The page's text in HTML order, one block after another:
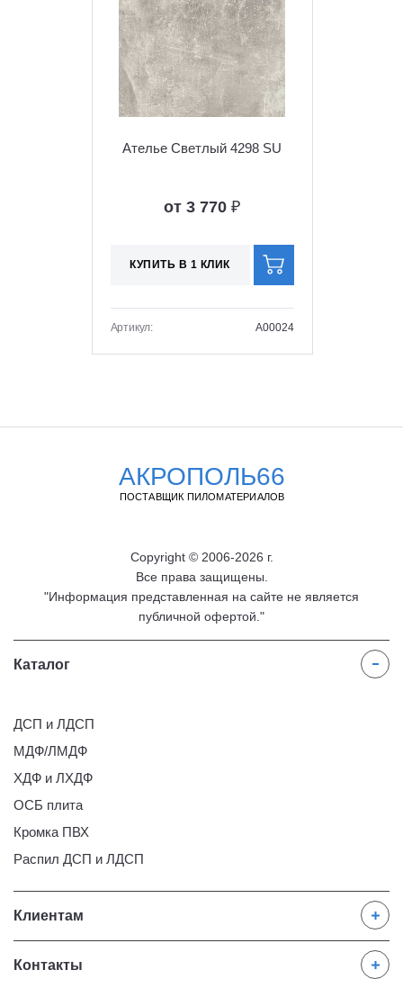
Ателье Светлый 4298 SU
от 3 770 ₽
КУПИТЬ В 1 КЛИК
Артикул: A00024
АКРОПОЛЬ66
ПОСТАВЩИК ПИЛОМАТЕРИАЛОВ
Copyright © 2006-2026 г.
Все права защищены.
"Информация представленная на сайте не является
публичной офертой."
Каталог
ДСП и ЛДСП
МДФ/ЛМДФ
ХДФ и ЛХДФ
ОСБ плита
Кромка ПВХ
Распил ДСП и ЛДСП
Клиентам
Главная
Контакты